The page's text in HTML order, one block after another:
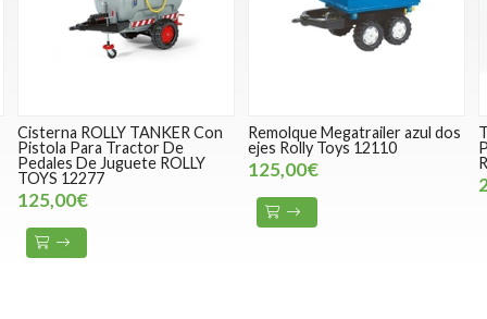
Cisterna ROLLY TANKER Con
Pistola Para Tractor De
Pedales De Juguete ROLLY
TOYS 12277
125,00€
Remolque Megatrailer azul dos
ejes Rolly Toys 12110
125,00€